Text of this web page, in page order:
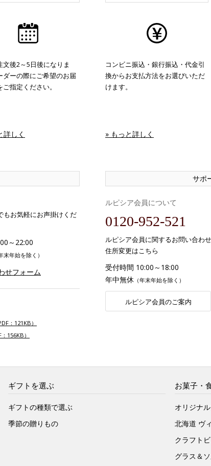
文後2～5日後になりま
ダーの際にご希望のお届
指定ください。
詳しく
コンビニ振込・銀行振込・代金引
換からお支払方法をお選びいただ
けます。
» もっと詳しく
もお気軽にお声掛けくだ
～22:00
末年始を除く）
せフォーム
：121KB）
：156KB）
サポ
ルピシア会員について
0120-952-521
ルピシア会員に関するお問い合わせ
住所変更はこちら
受付時間 10:00～18:00
年中無休 （年末年始を除く）
ルピシア会員のご案内
ギフトを選ぶ
ギフトの種類で選ぶ
季節の贈りもの
お菓子・
オリジナ
北海道 ヴ
クラフト
グラス＆